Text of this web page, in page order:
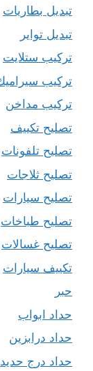
تبديل بطاريات
تبديل تواير
تركيب ستلايت
تركيب
تركيب مداخن
تصليح تكييف
تصليح تلفونات
تصليح ثلاجات
تصليح سيارات
تصليح طباخات
تصليح غسالات
تكييف سيارات
حبر
حداد ابواب
حداد درابزين
حداد درج حديد